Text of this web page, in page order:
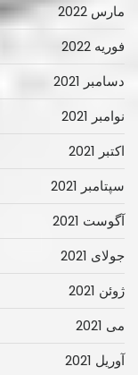
مارس 2022
فوریه 2022
دسامبر 2021
نوامبر 2021
اکتبر 2021
سپتامبر 2021
آگوست 2021
جولای 2021
ژوئن 2021
می 2021
آوریل 2021